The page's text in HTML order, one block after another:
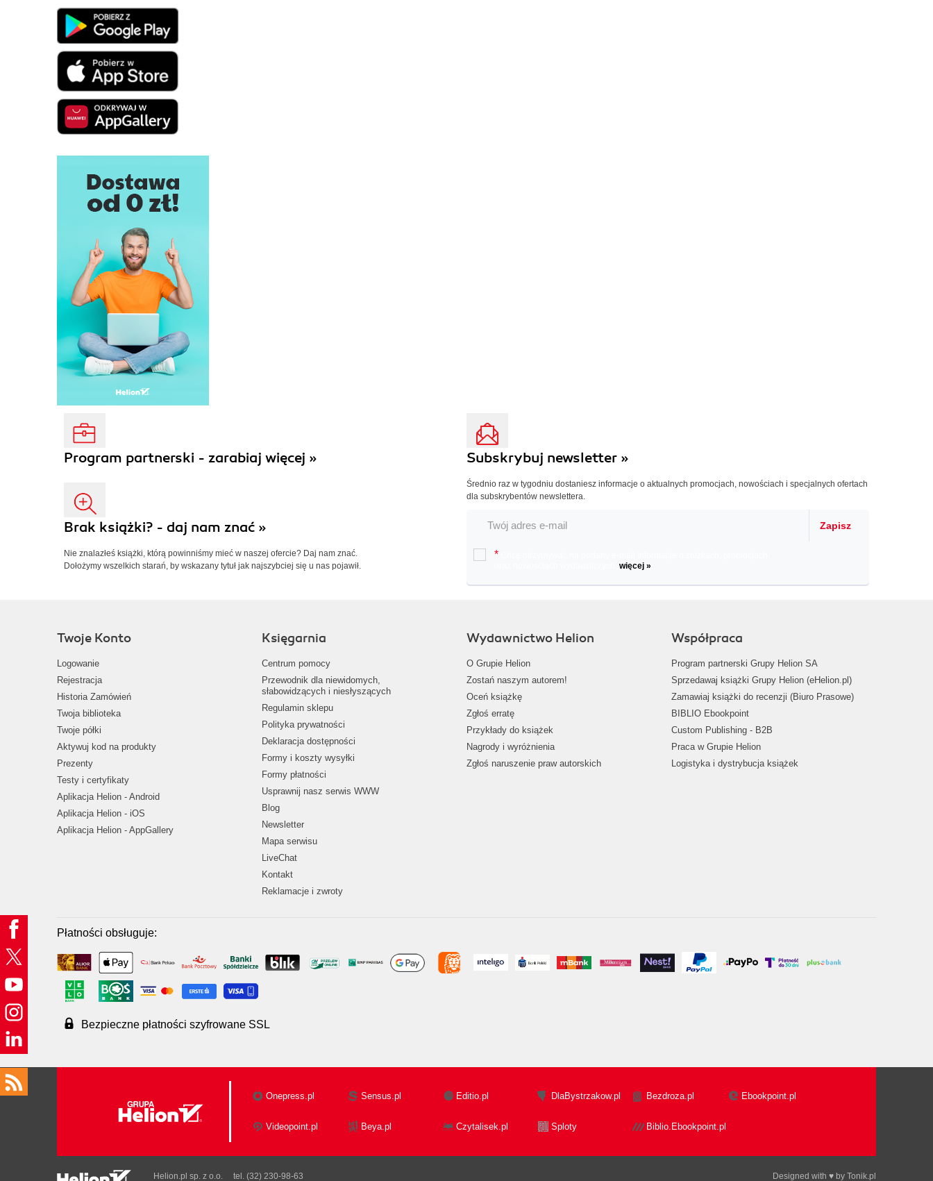
Program partnerski - zarabiaj więcej »
Brak książki? - daj nam znać »
Nie znalazłeś książki, którą powinniśmy mieć w naszej ofercie? Daj nam znać.
Dołożymy wszelkich starań, by wskazany tytuł jak najszybciej się u nas pojawił.
Subskrybuj newsletter »
Średnio raz w tygodniu dostaniesz informacje o aktualnych promocjach, nowościach i specjalnych ofertach
dla subskrybentów newslettera.
Zapisz
*
więcej »
Twoje Konto
Logowanie
Rejestracja
Historia Zamówień
Twoja biblioteka
Twoje półki
Aktywuj kod na produkty
Prezenty
Testy i certyfikaty
Aplikacja Helion - Android
Aplikacja Helion - iOS
Aplikacja Helion - AppGallery
Księgarnia
Centrum pomocy
Przewodnik dla niewidomych,
słabowidzących i niesłyszących
Regulamin sklepu
Polityka prywatności
Deklaracja dostępności
Formy i koszty wysyłki
Formy płatności
Usprawnij nasz serwis WWW
Blog
Newsletter
Mapa serwisu
LiveChat
Kontakt
Reklamacje i zwroty
Wydawnictwo Helion
O Grupie Helion
Zostań naszym autorem!
Oceń książkę
Zgłoś erratę
Przykłady do książek
Nagrody i wyróżnienia
Zgłoś naruszenie praw autorskich
Współpraca
Program partnerski Grupy Helion SA
Sprzedawaj książki Grupy Helion (eHelion.pl)
Zamawiaj książki do recenzji (Biuro Prasowe)
BIBLIO Ebookpoint
Custom Publishing - B2B
Praca w Grupie Helion
Logistyka i dystrybucja książek
Płatności obsługuje:
Bezpieczne płatności szyfrowane SSL
Onepress.pl Sensus.pl Editio.pl DlaBystrzakow.pl Bezdroza.pl Ebookpoint.pl
Videopoint.pl Beya.pl Czytalisek.pl Sploty Biblio.Ebookpoint.pl
Designed with ♥ by Tonik.pl
Helion.pl sp. z o.o. tel. (32) 230-98-63